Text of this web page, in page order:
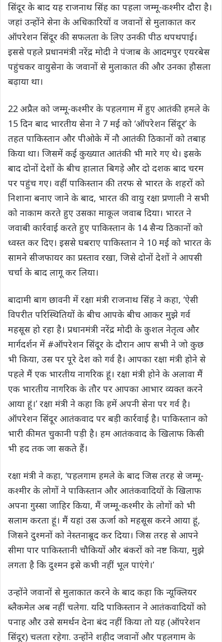
सिंदूर के बाद यह राजनाथ सिंह का पहला जम्मू-कश्मीर दौरा है।
जहां उन्होंने सेना के अधिकारियों व जवानों से मुलाकात कर
ऑपरेशन सिंदूर की सफलता के लिए उनकी पीठ थपथपाई।
इससे पहले प्रधानमंत्री नरेंद्र मोदी ने पंजाब के आदमपुर एयरबेस
पहुंचकर वायुसेना के जवानों से मुलाकात की और उनका हौसला
बढ़ाया था।
22 अप्रैल को जम्मू-कश्मीर के पहलगाम में हुए आतंकी हमले के
15 दिन बाद भारतीय सेना ने 7 मई को ‘ऑपरेशन सिंदूर’ के
तहत पाकिस्तान और पीओके में नौ आतंकी ठिकानों को तबाह
किया था। जिसमें कई कुख्यात आतंकी भी मारे गए थे। इसके
बाद दोनों देशों के बीच हालात बिगड़े और दो दशक बाद चरम
पर पहुंच गए। वहीं पाकिस्तान की तरफ से भारत के शहरों को
निशाना बनाए जाने के बाद, भारत की वायु रक्षा प्रणाली ने सभी
को नाकाम करते हुए उसका माकूल जवाब दिया। भारत ने
जवाबी कार्रवाई करते हुए पाकिस्तान के 14 सैन्य ठिकानों को
ध्वस्त कर दिए। इससे घबराए पाकिस्तान ने 10 मई को भारत के
सामने सीजफायर का प्रस्ताव रखा, जिसे दोनों देशों ने आपसी
चर्चा के बाद लागू कर लिया।
बादामी बाग छावनी में रक्षा मंत्री राजनाथ सिंह ने कहा, ‘ऐसी
विपरीत परिस्थितियों के बीच आपके बीच आकर मुझे गर्व
महसूस हो रहा है। प्रधानमंत्री नरेंद्र मोदी के कुशल नेतृत्व और
मार्गदर्शन में #ऑपरेशन सिंदूर के दौरान आप सभी ने जो कुछ
भी किया, उस पर पूरे देश को गर्व है। आपका रक्षा मंत्री होने से
पहले मैं एक भारतीय नागरिक हूं। रक्षा मंत्री होने के अलावा मैं
एक भारतीय नागरिक के तौर पर आपका आभार व्यक्त करने
आया हूं।’ रक्षा मंत्री ने कहा कि हमें अपनी सेना पर गर्व है।
ऑपरेशन सिंदूर आतंकवाद पर बड़ी कार्रवाई है। पाकिस्तान को
भारी कीमत चुकानी पड़ी है। हम आतंकवाद के खिलाफ किसी
भी हद तक जा सकते हैं।
रक्षा मंत्री ने कहा, ‘पहलगाम हमले के बाद जिस तरह से जम्मू-
कश्मीर के लोगों ने पाकिस्तान और आतंकवादियों के खिलाफ
अपना गुस्सा जाहिर किया, मैं जम्मू-कश्मीर के लोगों को भी
सलाम करता हूं। मैं यहां उस ऊर्जा को महसूस करने आया हूं,
जिसने दुश्मनों को नेस्तनाबूद कर दिया। जिस तरह से आपने
सीमा पार पाकिस्तानी चौकियों और बंकरों को नष्ट किया, मुझे
लगता है कि दुश्मन इसे कभी नहीं भूल पाएंगे।’
उन्‍होंने जवानों से मुलाकात करने के बाद कहा कि न्‍यूक्लियर
ब्‍लैकमेल अब नहीं चलेगा. यदि पाकिस्‍तान ने आतंकवादियों को
पनाह और उसे समर्थन देना बंद नहीं किया तो यह (ऑपरेशन
सिंदूर) चलता रहेगा. उन्‍होंने शहीद जवानों और पहलगाम के